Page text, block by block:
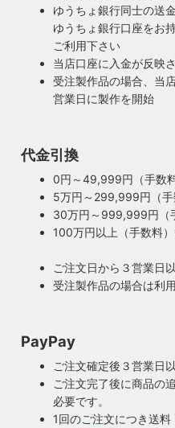
もしもの時も安心・
連絡ください！ハンドメイ
が心配とよくお声を頂きま
◆もっと詳しく見る
100年近く前のソケッ
ト。何十年、時には100年近
ともあります。ところが100
いたインシュレーター（絶
ボロに。当店では専門機関
近く前のソケットも安心して
ゆうちょ銀行同士の送
ゆうちょ銀行口座をお
ご利用下さい
当店口座に入金が反映
受注製作品の場合、当
営業日に製作を開始
代金引換
0円～49,999円（手数
5万円～299,999円（
30万円～999,999円（
100万円以上（手数料
ご注文日から３営業日
受注製作品の場合は利
PayPay
ご注文確定後３営業日
ご注文完了後に商品の
必要です。
1回のご注文につき送料